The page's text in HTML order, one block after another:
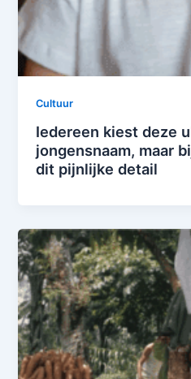
Cultuur
Iedereen kiest deze
jongensnaam, maar
dit pijnlijke detail